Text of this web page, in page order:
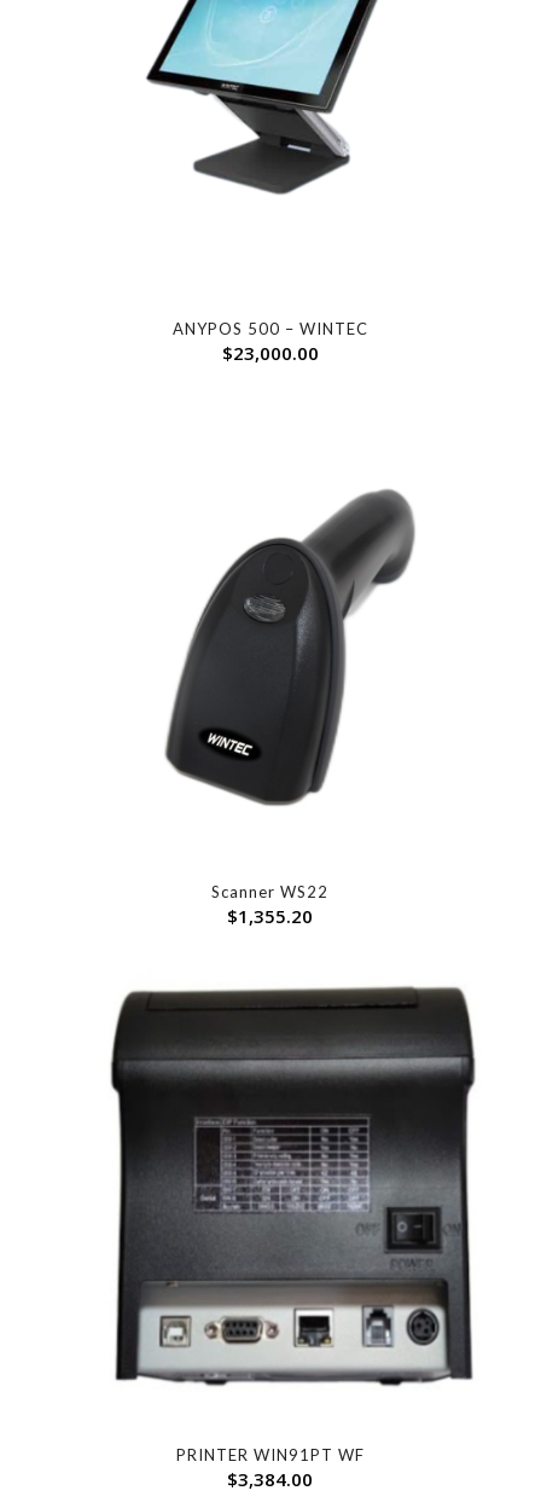
ANYPOS 500 – WINTEC
$23,000.00
Scanner WS22
$1,355.20
PRINTER WIN91PT WF
$3,384.00